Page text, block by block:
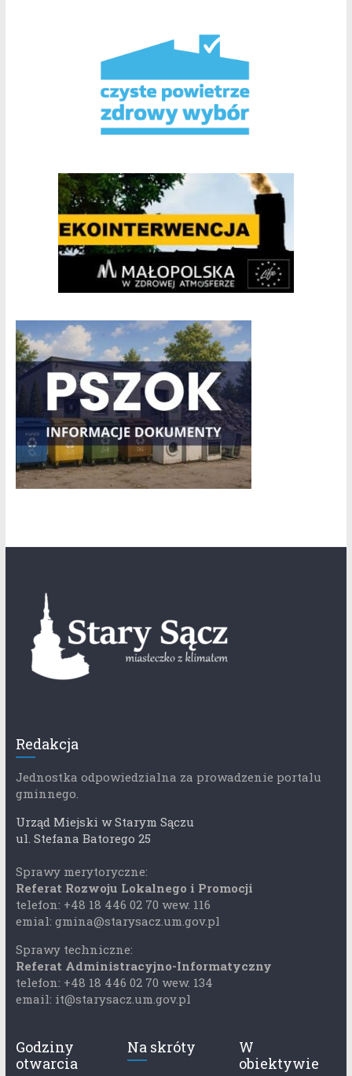
Redakcja
Jednostka odpowiedzialna za prowadzenie portalu
gminnego.
Urząd Miejski w Starym Sączu
ul. Stefana Batorego 25
Sprawy merytoryczne:
Referat Rozwoju Lokalnego i Promocji
telefon: +48 18 446 02 70 wew. 116
emial: gmina@starysacz.um.gov.pl
Sprawy techniczne:
Referat Administracyjno-Informatyczny
telefon: +48 18 446 02 70 wew. 134
email: it@starysacz.um.gov.pl
Godziny
otwarcia
Na skróty
W
obiektywie